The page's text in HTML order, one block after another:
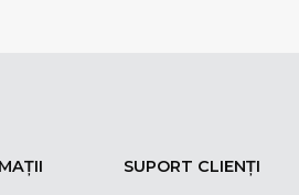
SUPORT CLIENȚI